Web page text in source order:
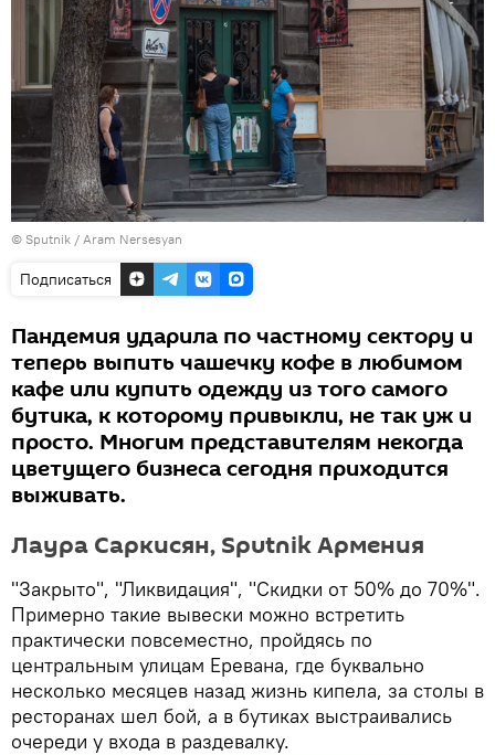
© Sputnik / Aram Nersesyan
Подписаться
Пандемия ударила по частному сектору и
теперь выпить чашечку кофе в любимом
кафе или купить одежду из того самого
бутика, к которому привыкли, не так уж и
просто. Многим представителям некогда
цветущего бизнеса сегодня приходится
выживать.
Лаура Саркисян, Sputnik Армения
"Закрыто", "Ликвидация", "Скидки от 50% до 70%".
Примерно такие вывески можно встретить
практически повсеместно, пройдясь по
центральным улицам Еревана, где буквально
несколько месяцев назад жизнь кипела, за столы в
ресторанах шел бой, а в бутиках выстраивались
очереди у входа в раздевалку.